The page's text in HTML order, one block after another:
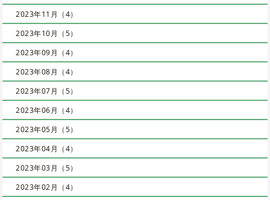
2023年11月（4）
2023年10月（5）
2023年09月（4）
2023年08月（4）
2023年07月（5）
2023年06月（4）
2023年05月（5）
2023年04月（4）
2023年03月（5）
2023年02月（4）